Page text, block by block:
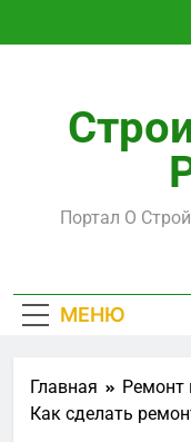
Портал О
МЕНЮ
Главная
Ремонт
Как сделать